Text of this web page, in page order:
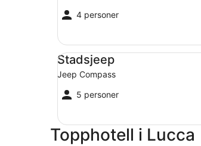
4 personer
Stadsjeep
Jeep Compass
5 personer
Stadsjeep Jeep Compass
Topphotell i Lucca